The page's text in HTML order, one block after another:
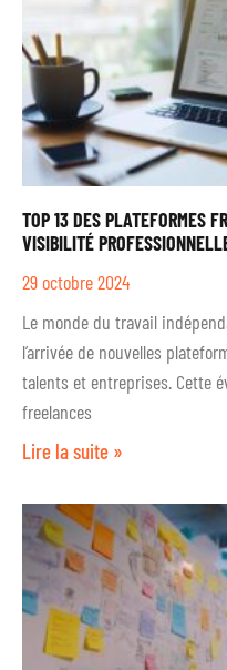
TOP 13 DES PLATEFORMES
VISIBILITÉ
29 octobre 2024
Le monde du travail
l’arrivée de nouvelles
talents et entreprises. Cette
freelances
Lire la suite »